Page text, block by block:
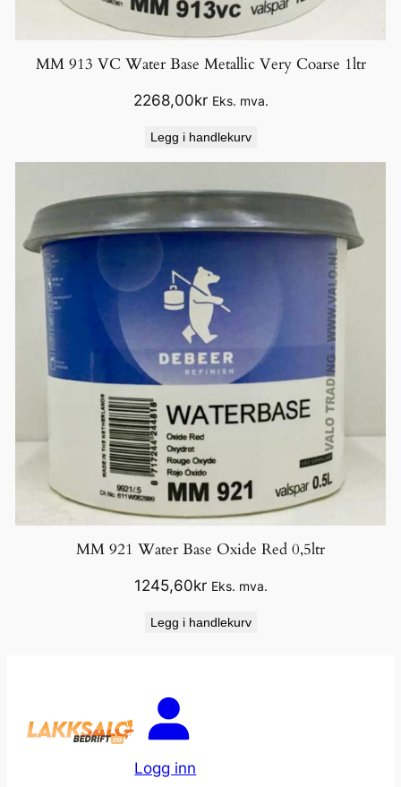
MM 913 VC Water Base Metallic Very Coarse 1ltr
2268,00kr Eks. mva.
Legg i handlekurv
MM 921 Water Base Oxide Red 0,5ltr
1245,60kr Eks. mva.
Legg i handlekurv
Logg inn